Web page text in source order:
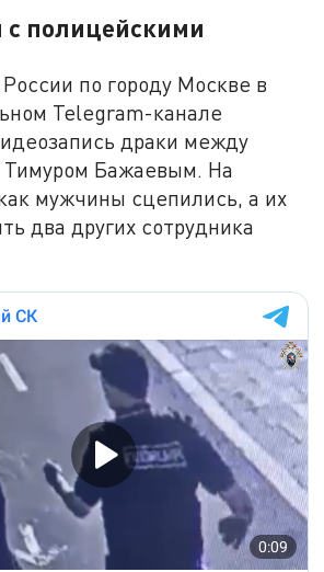
полицейскими
по городу Москве в
Telegram-канале
драки между
Бажаевым. На
мужчины сцепились, а их
два других сотрудника